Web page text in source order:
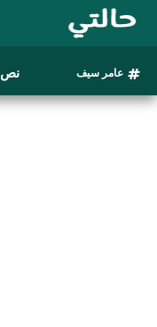
عامر سيف نص